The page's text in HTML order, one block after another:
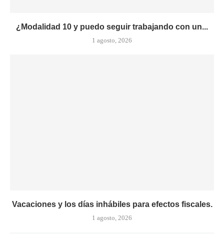
¿Modalidad 10 y puedo seguir trabajando con un...
1 agosto, 2026
Vacaciones y los días inhábiles para efectos fiscales.
1 agosto, 2026